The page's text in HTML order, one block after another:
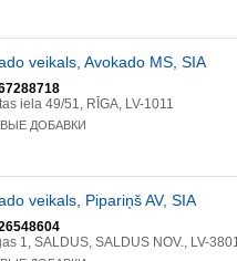
veikals, Avokado MS, SIA
iela 49/51, RĪGA, LV-1011
ДОБАВКИ
veikals, Pipariņš AV, SIA
1, SALDUS, SALDUS NOV., LV-